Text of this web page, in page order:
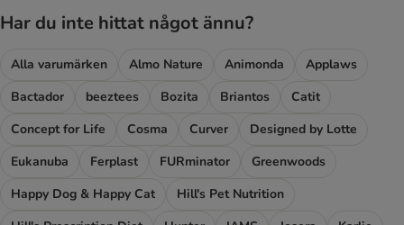
Har du inte hittat något ännu?
Alla varumärken Almo Nature Animonda
Applaws
Bactador
beeztees Bozita Briantos
Catit
Concept for Life
Cosma Curver
Designed by Lotte
Eukanuba
Ferplast FURminator
Greenwoods
Happy Dog & Happy Cat
Hill's Pet Nutrition